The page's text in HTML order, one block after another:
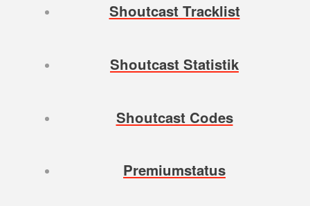
Shoutcast Tracklist
Shoutcast Statistik
Shoutcast Codes
Premiumstatus